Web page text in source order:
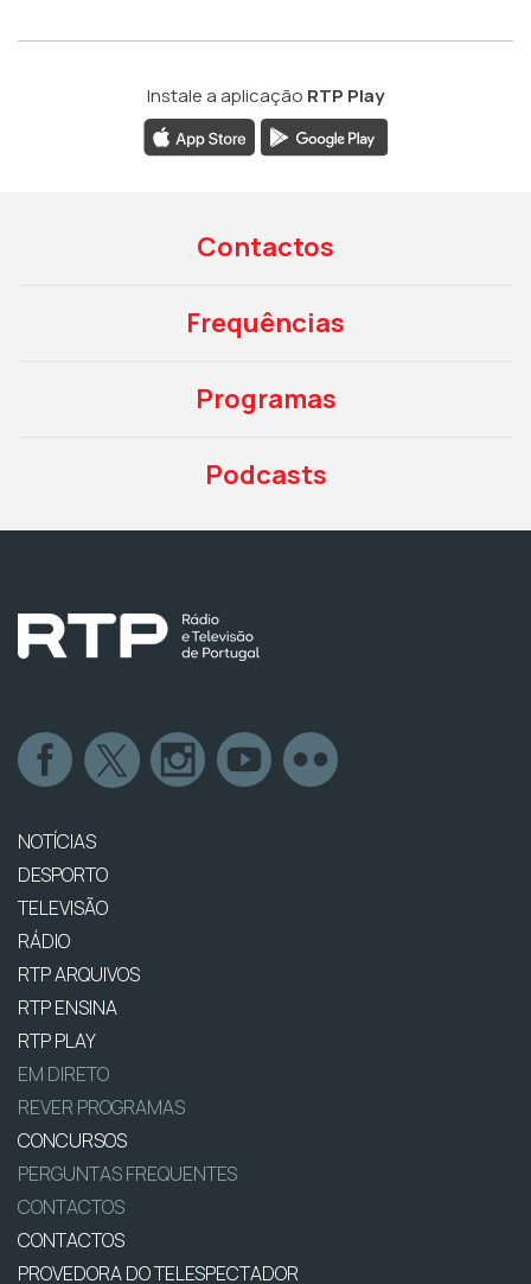
Instale a aplicação RTP Play
Contactos
Frequências
Programas
Podcasts
NOTÍCIAS
DESPORTO
TELEVISÃO
RÁDIO
RTP ARQUIVOS
RTP ENSINA
RTP PLAY
EM DIRETO
REVER PROGRAMAS
CONCURSOS
PERGUNTAS FREQUENTES
CONTACTOS
CONTACTOS
PROVEDORA DO TELESPECTADOR